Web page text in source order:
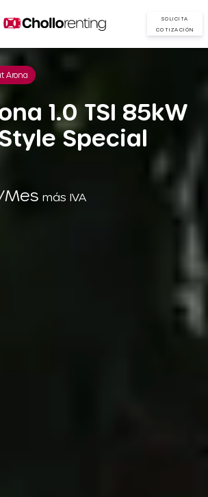
SOLICITA
COTIZACIÓN
Arona
1.0 TSI 85kW
Style Special
más IVA